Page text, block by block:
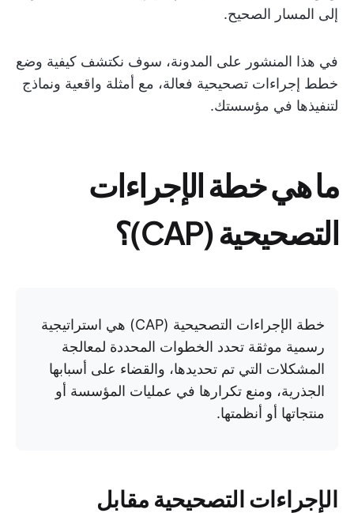
إلى المسار الصحيح.
في هذا المنشور على المدونة، سوف نكتشف كيفية وضع
خطط إجراءات تصحيحية فعالة، مع أمثلة واقعية ونماذج
لتنفيذها في مؤسستك.
ما هي خطة الإجراءات
التصحيحية (CAP)؟
خطة الإجراءات التصحيحية (CAP) هي استراتيجية
رسمية موثقة تحدد الخطوات المحددة لمعالجة
المشكلات التي تم تحديدها، والقضاء على أسبابها
الجذرية، ومنع تكرارها في عمليات المؤسسة أو
منتجاتها أو أنظمتها.
الإجراءات التصحيحية مقابل